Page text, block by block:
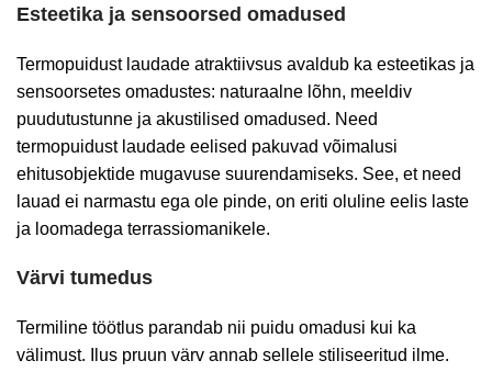
Esteetika ja sensoorsed omadused
Termopuidust laudade atraktiivsus avaldub ka esteetikas ja
sensoorsetes omadustes: naturaalne lõhn, meeldiv
puudutustunne ja akustilised omadused. Need
termopuidust laudade eelised pakuvad võimalusi
ehitusobjektide mugavuse suurendamiseks. See, et need
lauad ei narmastu ega ole pinde, on eriti oluline eelis laste
ja loomadega terrassiomanikele.
Värvi tumedus
Termiline töötlus parandab nii puidu omadusi kui ka
välimust. Ilus pruun värv annab sellele stiliseeritud ilme.